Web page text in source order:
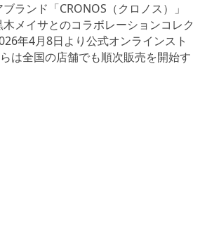
ランド「CRONOS（クロノス）」
メイサとのコラボレーションコレク
年4月8日より公式オンラインスト
は全国の店舗でも順次販売を開始す